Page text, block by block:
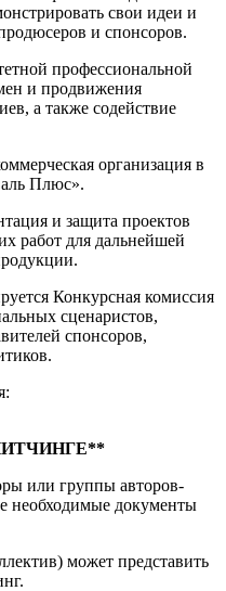
свои идеи и
и спонсоров.
профессиональной
и продвижения
а также содействие
организация в
Плюс».
и защита проектов
работ для дальнейшей
Конкурсная комиссия
сценаристов,
спонсоров,
или группы авторов-
необходимые документы
может представить